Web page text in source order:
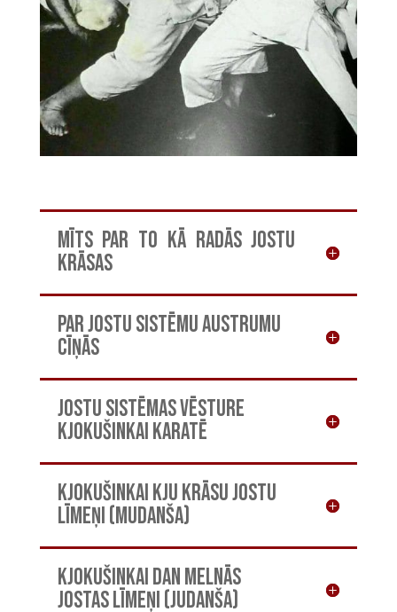
Mīts par to kā radās jostu
krāsas
Par jostu sistēmu austrumu
cīņās
Jostu sistēmas vēsture
Kjokušinkai karatē
Kjokušinkai kju krāsu jostu
līmeņi (Mudanša)
Kjokušinkai dan melnās
jostas līmeņi (Judanša)